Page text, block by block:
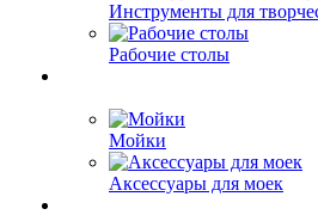
Инструменты для
Рабочие столы
Мойки
Аксессуары для моек